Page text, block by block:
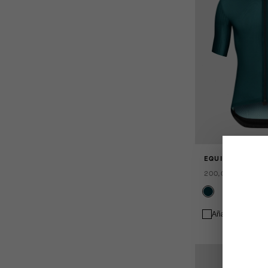
EQUIPE RS
200,00 EUR
Añadir a comparar